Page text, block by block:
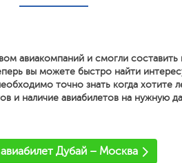
авиакомпаний и смогли
вы можете быстро найти
точно знать когда хотите
и наличие авиабилетов на нужную
авиабилет Дубай – Москва